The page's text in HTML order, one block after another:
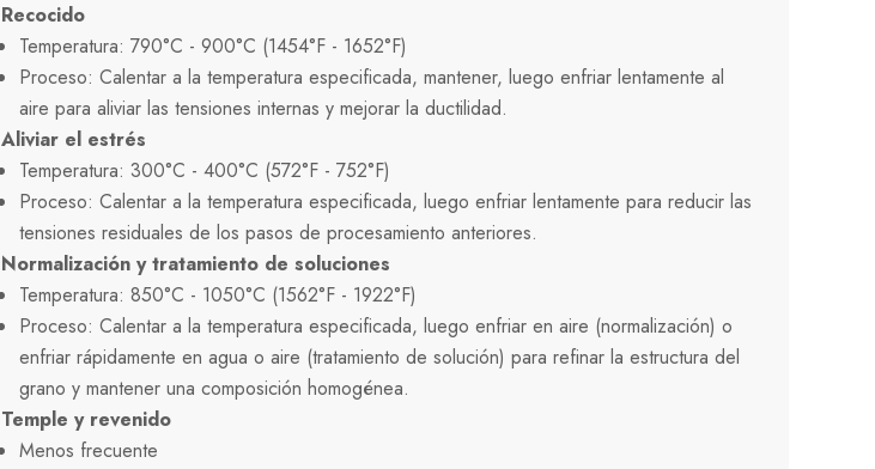
Recocido
Temperatura: 790°C - 900°C (1454°F - 1652°F)
Proceso: Calentar a la temperatura especificada, mantener, luego enfriar lentamente al
aire para aliviar las tensiones internas y mejorar la ductilidad.
Aliviar el estrés
Temperatura: 300°C - 400°C (572°F - 752°F)
Proceso: Calentar a la temperatura especificada, luego enfriar lentamente para reducir las
tensiones residuales de los pasos de procesamiento anteriores.
Normalización y tratamiento de soluciones
Temperatura: 850°C - 1050°C (1562°F - 1922°F)
Proceso: Calentar a la temperatura especificada, luego enfriar en aire (normalización) o
enfriar rápidamente en agua o aire (tratamiento de solución) para refinar la estructura del
grano y mantener una composición homogénea.
Temple y revenido
Menos frecuente